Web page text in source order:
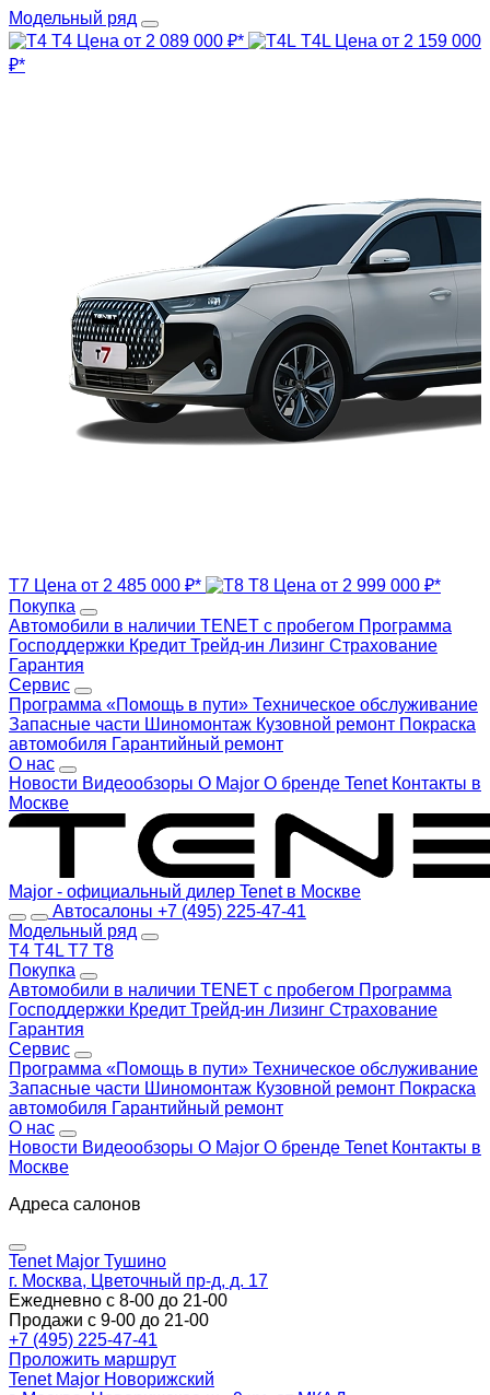
Модельный ряд
T4 Цена от 2 089 000 ₽* T4L Цена от 2 159 000
₽*
T7 Цена от 2 485 000 ₽* T8 Цена от 2 999 000 ₽*
Покупка
Автомобили в наличии TENET с пробегом Программа
Господдержки Кредит Трейд-ин Лизинг Страхование
Гарантия
Сервис
Программа «Помощь в пути» Техническое обслуживание
Запасные части Шиномонтаж Кузовной ремонт Покраска
автомобиля Гарантийный ремонт
О нас
Новости Видеообзоры О Major О бренде Tenet Контакты в
Москве
Major - официальный дилер Tenet в Москве
Автосалоны +7 (495) 225-47-41
Модельный ряд
T4 T4L T7 T8
Покупка
Автомобили в наличии TENET с пробегом Программа
Господдержки Кредит Трейд-ин Лизинг Страхование
Гарантия
Сервис
Программа «Помощь в пути» Техническое обслуживание
Запасные части Шиномонтаж Кузовной ремонт Покраска
автомобиля Гарантийный ремонт
О нас
Новости Видеообзоры О Major О бренде Tenet Контакты в
Москве
Адреса салонов
Tenet Major Тушино
г. Москва, Цветочный пр-д, д. 17
Ежедневно с 8-00 до 21-00
Продажи с 9-00 до 21-00
+7 (495) 225-47-41
Проложить маршрут
Tenet Major Новорижский